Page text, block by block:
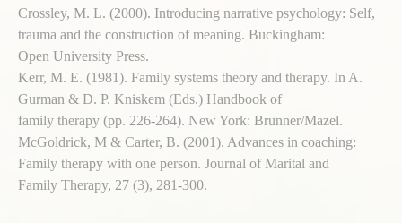
Crossley, M. L. (2000). Introducing narrative psychology: Self,
trauma and the construction of meaning. Buckingham:
Open University Press.
Kerr, M. E. (1981). Family systems theory and therapy. In A.
Gurman & D. P. Kniskem (Eds.) Handbook of
family therapy (pp. 226-264). New York: Brunner/Mazel.
McGoldrick, M & Carter, B. (2001). Advances in coaching:
Family therapy with one person. Journal of Marital and
Family Therapy, 27 (3), 281-300.